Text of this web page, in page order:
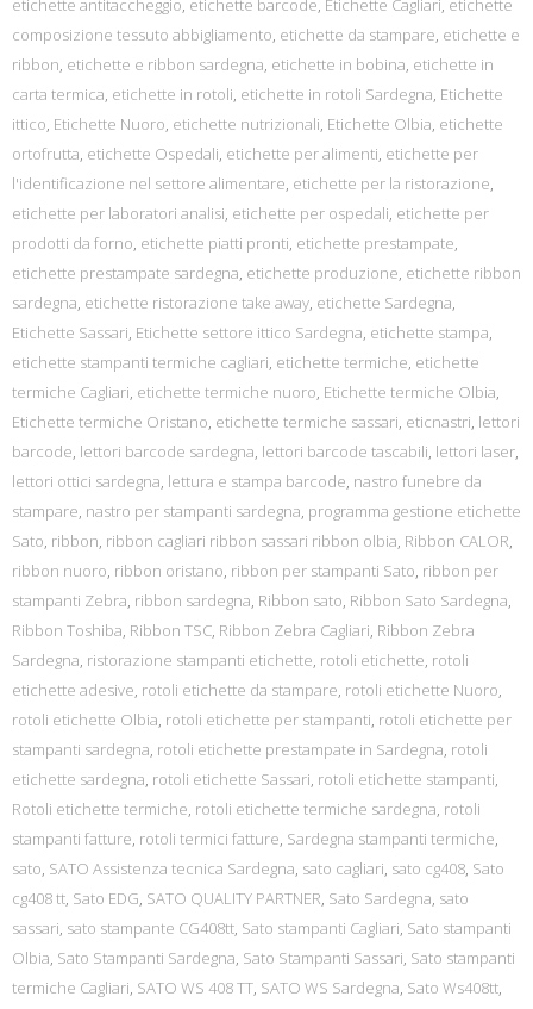
etichette antitaccheggio, etichette barcode, Etichette Cagliari, etichette
composizione tessuto abbigliamento, etichette da stampare, etichette e
ribbon, etichette e ribbon sardegna, etichette in bobina, etichette in
carta termica, etichette in rotoli, etichette in rotoli Sardegna, Etichette
ittico, Etichette Nuoro, etichette nutrizionali, Etichette Olbia, etichette
ortofrutta, etichette Ospedali, etichette per alimenti, etichette per
l'identificazione nel settore alimentare, etichette per la ristorazione,
etichette per laboratori analisi, etichette per ospedali, etichette per
prodotti da forno, etichette piatti pronti, etichette prestampate,
etichette prestampate sardegna, etichette produzione, etichette ribbon
sardegna, etichette ristorazione take away, etichette Sardegna,
Etichette Sassari, Etichette settore ittico Sardegna, etichette stampa,
etichette stampanti termiche cagliari, etichette termiche, etichette
termiche Cagliari, etichette termiche nuoro, Etichette termiche Olbia,
Etichette termiche Oristano, etichette termiche sassari, eticnastri, lettori
barcode, lettori barcode sardegna, lettori barcode tascabili, lettori laser,
lettori ottici sardegna, lettura e stampa barcode, nastro funebre da
stampare, nastro per stampanti sardegna, programma gestione etichette
Sato, ribbon, ribbon cagliari ribbon sassari ribbon olbia, Ribbon CALOR,
ribbon nuoro, ribbon oristano, ribbon per stampanti Sato, ribbon per
stampanti Zebra, ribbon sardegna, Ribbon sato, Ribbon Sato Sardegna,
Ribbon Toshiba, Ribbon TSC, Ribbon Zebra Cagliari, Ribbon Zebra
Sardegna, ristorazione stampanti etichette, rotoli etichette, rotoli
etichette adesive, rotoli etichette da stampare, rotoli etichette Nuoro,
rotoli etichette Olbia, rotoli etichette per stampanti, rotoli etichette per
stampanti sardegna, rotoli etichette prestampate in Sardegna, rotoli
etichette sardegna, rotoli etichette Sassari, rotoli etichette stampanti,
Rotoli etichette termiche, rotoli etichette termiche sardegna, rotoli
stampanti fatture, rotoli termici fatture, Sardegna stampanti termiche,
sato, SATO Assistenza tecnica Sardegna, sato cagliari, sato cg408, Sato
cg408 tt, Sato EDG, SATO QUALITY PARTNER, Sato Sardegna, sato
sassari, sato stampante CG408tt, Sato stampanti Cagliari, Sato stampanti
Olbia, Sato Stampanti Sardegna, Sato Stampanti Sassari, Sato stampanti
termiche Cagliari, SATO WS 408 TT, SATO WS Sardegna, Sato Ws408tt,